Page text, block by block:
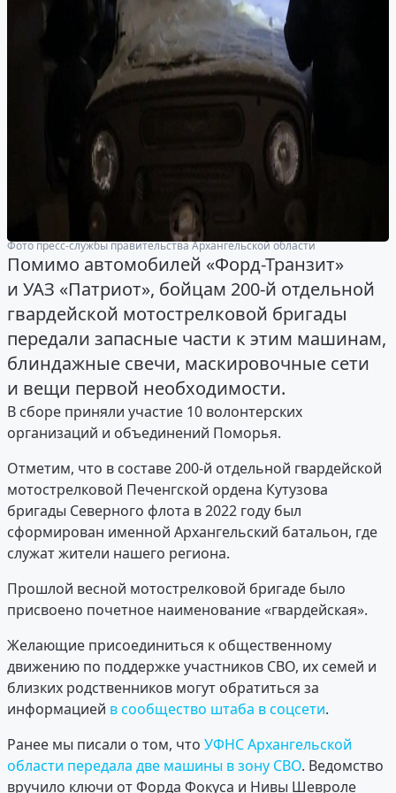
Фото пресс-службы правительства Архангельской области
Помимо автомобилей «Форд-Транзит»
и УАЗ «Патриот», бойцам 200-й отдельной
гвардейской мотострелковой бригады
передали запасные части к этим машинам,
блиндажные свечи, маскировочные сети
и вещи первой необходимости.
В сборе приняли участие 10 волонтерских
организаций и объединений Поморья.
Отметим, что в составе 200-й отдельной гвардейской
мотострелковой Печенгской ордена Кутузова
бригады Северного флота в 2022 году был
сформирован именной Архангельский батальон, где
служат жители нашего региона.
Прошлой весной мотострелковой бригаде было
присвоено почетное наименование «гвардейская».
Желающие присоединиться к общественному
движению по поддержке участников СВО, их семей и
близких родственников могут обратиться за
информацией в сообщество штаба в соцсети.
Ранее мы писали о том, что УФНС Архангельской
области передала две машины в зону СВО. Ведомство
вручило ключи от Форда Фокуса и Нивы Шевроле